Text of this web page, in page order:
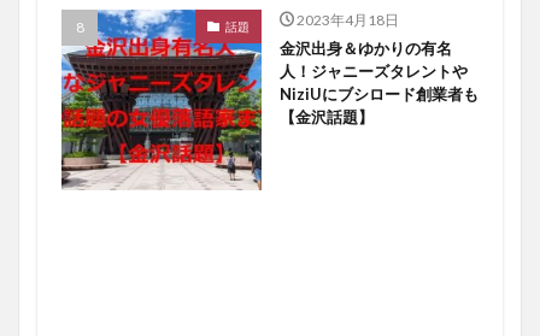
話題 2023年4月18日
金沢出身＆ゆかりの有名
人！ジャニーズタレントや
NiziUにブシロード創業者も
【金沢話題】